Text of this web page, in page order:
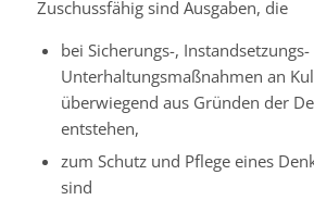
Zuschussfähig sind Ausgaben, die
bei Sicherungs-,
Unterhaltungsmaßnahmen an
überwiegend aus Gründen der
entstehen,
zum Schutz und Pflege eines
sind